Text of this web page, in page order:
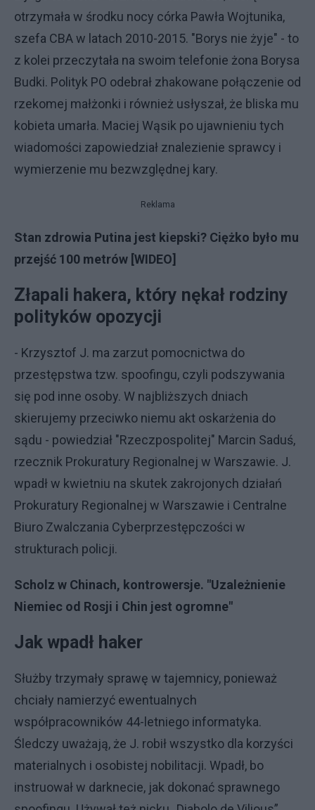
otrzymała w środku nocy córka Pawła Wojtunika,
szefa CBA w latach 2010-2015. "Borys nie żyje" - to
z kolei przeczytała na swoim telefonie żona Borysa
Budki. Polityk PO odebrał zhakowane połączenie od
rzekomej małżonki i również usłyszał, że bliska mu
kobieta umarła. Maciej Wąsik po ujawnieniu tych
wiadomości zapowiedział znalezienie sprawcy i
wymierzenie mu bezwzględnej kary.
Reklama
Stan zdrowia Putina jest kiepski? Ciężko było mu
przejść 100 metrów [WIDEO]
Złapali hakera, który nękał rodziny
polityków opozycji
- Krzysztof J. ma zarzut pomocnictwa do
przestępstwa tzw. spoofingu, czyli podszywania
się pod inne osoby. W najbliższych dniach
skierujemy przeciwko niemu akt oskarżenia do
sądu - powiedział "Rzeczpospolitej" Marcin Saduś,
rzecznik Prokuratury Regionalnej w Warszawie. J.
wpadł w kwietniu na skutek zakrojonych działań
Prokuratury Regionalnej w Warszawie i Centralne
Biuro Zwalczania Cyberprzestępczości w
strukturach policji.
Scholz w Chinach, kontrowersje. "Uzależnienie
Niemiec od Rosji i Chin jest ogromne"
Jak wpadł haker
Służby trzymały sprawę w tajemnicy, ponieważ
chciały namierzyć ewentualnych
współpracowników 44-letniego informatyka.
Śledczy uważają, że J. robił wszystko dla korzyści
materialnych i osobistej nobilitacji. Wpadł, bo
instruował w darknecie, jak dokonać sprawnego